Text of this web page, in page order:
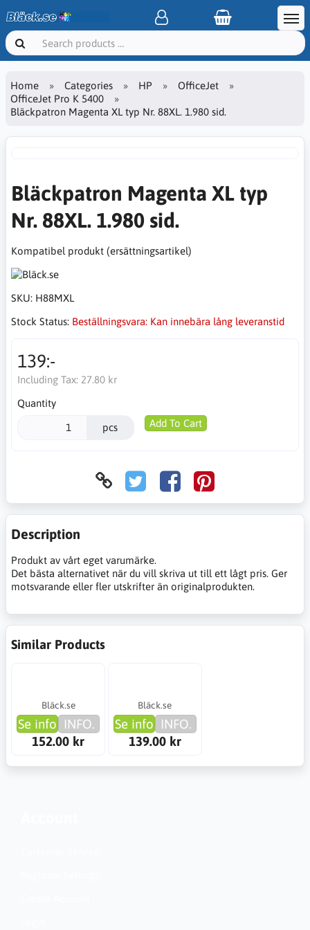
Home Categories HP
OfficeJet
OfficeJet Pro K 5400
Bläckpatron Magenta XL typ Nr. 88XL. 1.980 sid.
Bläckpatron Magenta XL typ
Nr. 88XL. 1.980 sid.
Kompatibel produkt (ersättningsartikel)
SKU: H88MXL
Stock Status: Beställningsvara: Kan innebära lång leveranstid
139:-
Including Tax: 27.80 kr
Quantity
pcs Add To Cart
Description
Produkt av vårt eget varumärke.
Det bästa alternativet när du vill skriva ut till ett lågt pris. Ger
motsvarande eller fler utskrifter än originalprodukten.
Similar Products
Bläck.se
Se info INFO.
152.00 kr
Bläck.se
Se info INFO.
139.00 kr